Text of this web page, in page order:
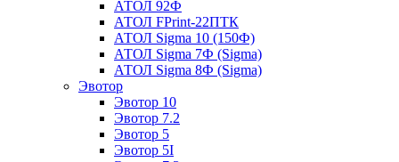
АТОЛ 92Ф
АТОЛ FPrint-22ПТК
АТОЛ Sigma 10 (150Ф)
АТОЛ Sigma 7Ф (Sigma)
АТОЛ Sigma 8Ф (Sigma)
Эвотор
Эвотор 10
Эвотор 7.2
Эвотор 5
Эвотор 5I